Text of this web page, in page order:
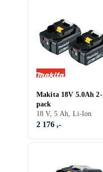
Makita 18V 5.0Ah 2-
pack
18 V, 5 Ah, Li-Ion
2 176 ,-